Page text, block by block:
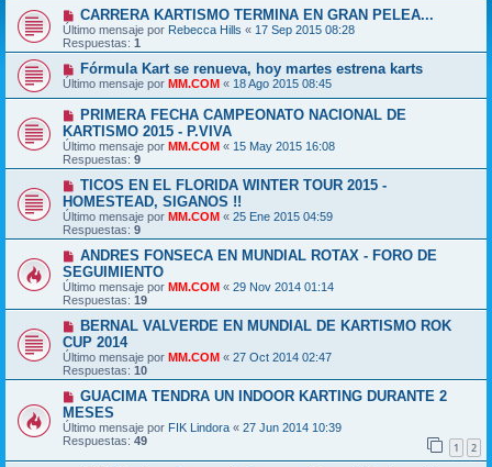
CARRERA KARTISMO TERMINA EN GRAN PELEA...
Último mensaje por Rebecca Hills « 17 Sep 2015 08:28
Respuestas: 1
Fórmula Kart se renueva, hoy martes estrena karts
Último mensaje por MM.COM « 18 Ago 2015 08:45
PRIMERA FECHA CAMPEONATO NACIONAL DE
KARTISMO 2015 - P.VIVA
Último mensaje por MM.COM « 15 May 2015 16:08
Respuestas: 9
TICOS EN EL FLORIDA WINTER TOUR 2015 -
HOMESTEAD, SIGANOS !!
Último mensaje por MM.COM « 25 Ene 2015 04:59
Respuestas: 9
ANDRES FONSECA EN MUNDIAL ROTAX - FORO DE
SEGUIMIENTO
Último mensaje por MM.COM « 29 Nov 2014 01:14
Respuestas: 19
BERNAL VALVERDE EN MUNDIAL DE KARTISMO ROK
CUP 2014
Último mensaje por MM.COM « 27 Oct 2014 02:47
Respuestas: 10
GUACIMA TENDRA UN INDOOR KARTING DURANTE 2
MESES
Último mensaje por FIK Lindora « 27 Jun 2014 10:39
Respuestas: 49 1 2